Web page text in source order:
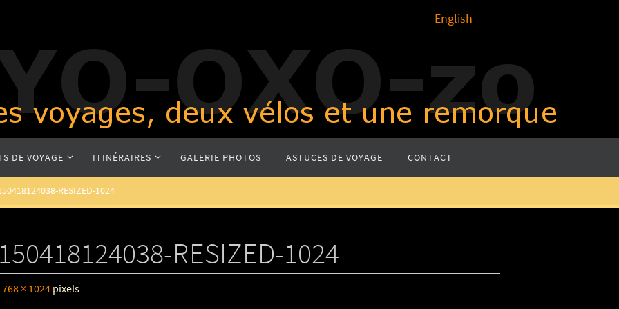
English
DE VOYAGE ITINÉRAIRES GALERIE PHOTOS ASTUCES DE VOYAGE CONTACT
RESIZED-1024
RESIZED-1024
768 × 1024pixels